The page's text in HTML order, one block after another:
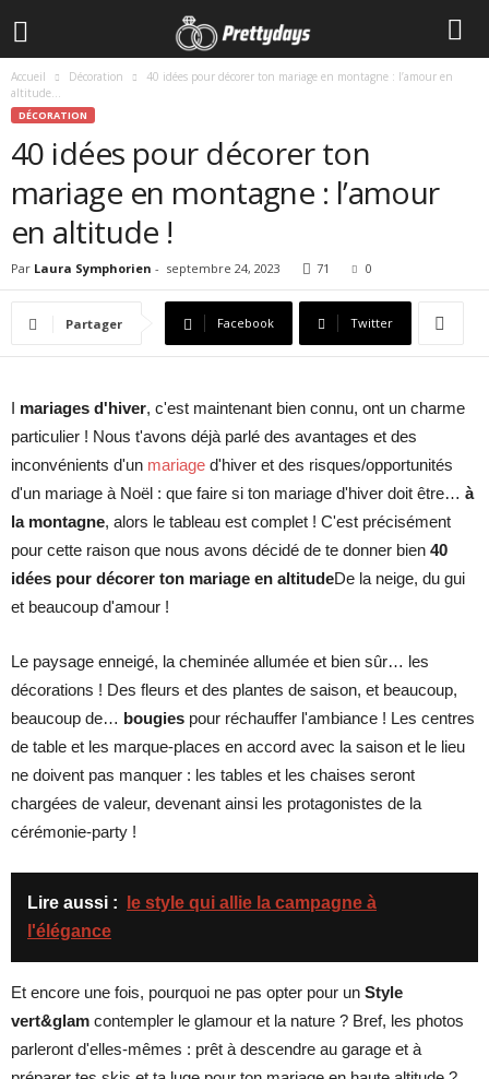
Accueil Décoration
40 idées pour décorer ton mariage en montagne : l’amour en
altitude...
DÉCORATION
40 idées pour décorer ton
mariage en montagne : l’amour
en altitude !
Par Laura Symphorien - septembre 24, 2023 71 0
Partager Facebook Twitter
I mariages d'hiver, c'est maintenant bien connu, ont un charme
particulier ! Nous t'avons déjà parlé des avantages et des
inconvénients d'un mariage d'hiver et des risques/opportunités
d'un mariage à Noël : que faire si ton mariage d'hiver doit être… à
la montagne, alors le tableau est complet ! C'est précisément
pour cette raison que nous avons décidé de te donner bien 40
idées pour décorer ton mariage en altitudeDe la neige, du gui
et beaucoup d'amour !
Le paysage enneigé, la cheminée allumée et bien sûr… les
décorations ! Des fleurs et des plantes de saison, et beaucoup,
beaucoup de… bougies pour réchauffer l'ambiance ! Les centres
de table et les marque-places en accord avec la saison et le lieu
ne doivent pas manquer : les tables et les chaises seront
chargées de valeur, devenant ainsi les protagonistes de la
cérémonie-party !
Lire aussi :
le style qui allie la campagne à
l'élégance
Et encore une fois, pourquoi ne pas opter pour un Style
vert&glam contempler le glamour et la nature ? Bref, les photos
parleront d'elles-mêmes : prêt à descendre au garage et à